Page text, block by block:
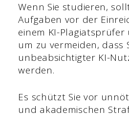
Wenn Sie studieren,
Aufgaben vor der
einem KI-
um zu vermeiden, dass
unbeabsichtigter KI-
werden.
Es schützt Sie vor
und akademischen